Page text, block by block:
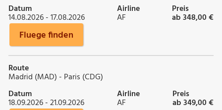
Datum
14.08.2026 - 17.08.2026
Airline
AF
Preis
ab 348,00 €
Fluege finden
Route
Madrid (MAD) - Paris (CDG)
Datum
18.09.2026 - 21.09.2026
Airline
AF
Preis
ab 349,00 €